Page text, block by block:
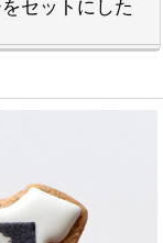
セットにした